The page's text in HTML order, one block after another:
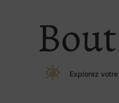
Explorez